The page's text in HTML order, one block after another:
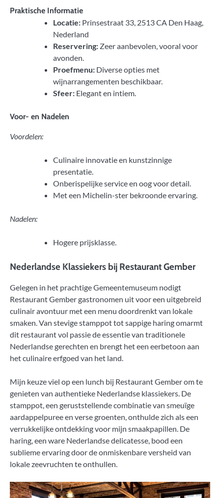
Praktische Informatie
Locatie: Prinsestraat 33, 2513 CA Den Haag,
Nederland
Reservering: Zeer aanbevolen, vooral voor
avonden.
Proefmenu: Diverse opties met
wijnarrangementen beschikbaar.
Sfeer: Elegant en intiem.
Voor- en Nadelen
Voordelen:
Culinaire innovatie en kunstzinnige
presentatie.
Onberispelijke service en oog voor detail.
Met een Michelin-ster bekroonde ervaring.
Nadelen:
Hogere prijsklasse.
Nederlandse Klassiekers bij Restaurant Gember
Gelegen in het prachtige Gemeentemuseum nodigt
Restaurant Gember gastronomen uit voor een uitgebreid
culinair avontuur met een menu doordrenkt van lokale
smaken. Van stevige stamppot tot sappige haring omarmt
dit restaurant vol passie de essentie van traditionele
Nederlandse gerechten en brengt het een eerbetoon aan
het culinaire erfgoed van het land.
Mijn keuze viel op een lunch bij Restaurant Gember om te
genieten van authentieke Nederlandse klassiekers. De
stamppot, een geruststellende combinatie van smeuïge
aardappelpuree en verse groenten, onthulde zich als een
verrukkelijke ontdekking voor mijn smaakpapillen. De
haring, een ware Nederlandse delicatesse, bood een
sublieme ervaring door de onmiskenbare versheid van
lokale zeevruchten te onthullen.